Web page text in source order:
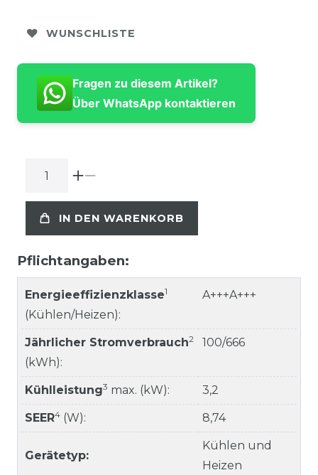
WUNSCHLISTE
Fragen zu diesem Artikel?
Über WhatsApp kontaktieren
IN DEN WARENKORB
Pflichtangaben:
Energieeffizienzklasse1
(Kühlen/Heizen):
A+++A+++
Jährlicher Stromverbrauch2
(kWh):
100/666
Kühlleistung3 max. (kW): 3,2
SEER4 (W): 8,74
Gerätetyp:
Kühlen und
Heizen